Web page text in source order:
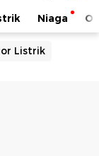
Niaga
Listrik